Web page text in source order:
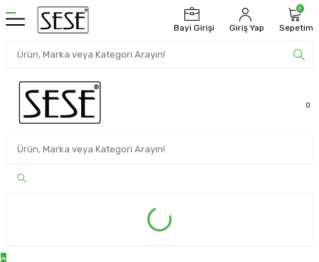
Bayi Girişi Giriş Yap
0
Sepetim
0